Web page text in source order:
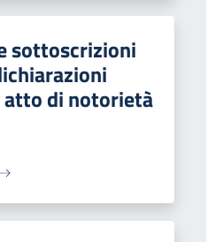
sottoscrizioni
di notorietà